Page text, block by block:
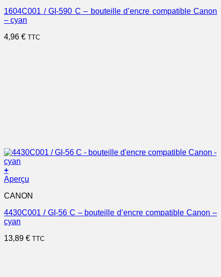
1604C001 / GI-590 C – bouteille d’encre compatible Canon
– cyan
4,96 € TTC
+
Aperçu
CANON
4430C001 / GI-56 C – bouteille d’encre compatible Canon –
cyan
13,89 € TTC